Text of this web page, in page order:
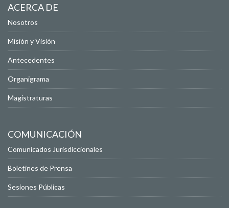
ACERCA DE
Nosotros
Misión y Visión
Antecedentes
Organigrama
Magistraturas
COMUNICACIÓN
Comunicados Jurisdiccionales
Boletines de Prensa
Sesiones Públicas